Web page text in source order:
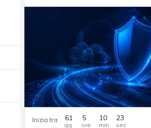
Inizia tra 61 5 10 22